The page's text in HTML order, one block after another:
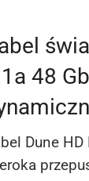
48
Dune